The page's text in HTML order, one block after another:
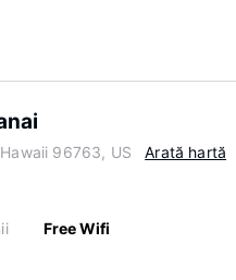
96763, US Arată hartă
Free Wifi